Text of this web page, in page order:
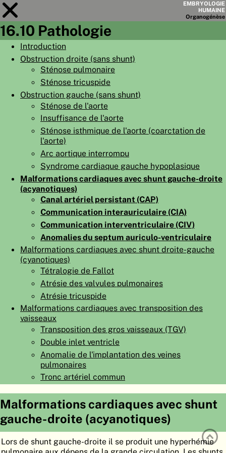
EMBRYOLOGIE
HUMAINE
Organogénèse
Module16
LISTE DES CHAPITRES
ACCUEIL
EMBRYO
ORGANOGÉNÈSE
ATLASEMBRYOLOGY
DE
16.10 Pathologie
Introduction
Obstruction droite (sans shunt)
Sténose pulmonaire
Sténose tricuspide
Obstruction gauche (sans shunt)
Sténose de l'aorte
Insuffisance de l'aorte
Sténose isthmique de l'aorte (coarctation de
l'aorte)
Arc aortique interrompu
Syndrome cardiaque gauche hypoplasique
Malformations cardiaques avec shunt gauche-droite
(acyanotiques)
Canal artériel persistant (CAP)
Communication interauriculaire (CIA)
Communication interventriculaire (CIV)
Anomalies du septum auriculo-ventriculaire
Malformations cardiaques avec shunt droite-gauche
(cyanotiques)
Tétralogie de Fallot
Atrésie des valvules pulmonaires
Atrésie tricuspide
Malformations cardiaques avec transposition des
vaisseaux
Transposition des gros vaisseaux (TGV)
Double inlet ventricle
Anomalie de l'implantation des veines
pulmonaires
Tronc artériel commun
Malformations cardiaques avec shunt
gauche-droite (acyanotiques)
Lors de shunt gauche-droite il se produit une hyperhémie